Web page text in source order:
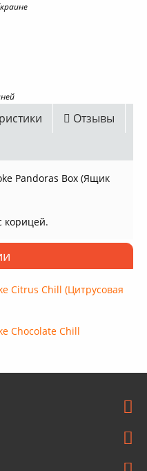
Отзывы
Pandoras Box (Ящик
корицей.
Citrus Chill (Цитрусовая
Chocolate Chill